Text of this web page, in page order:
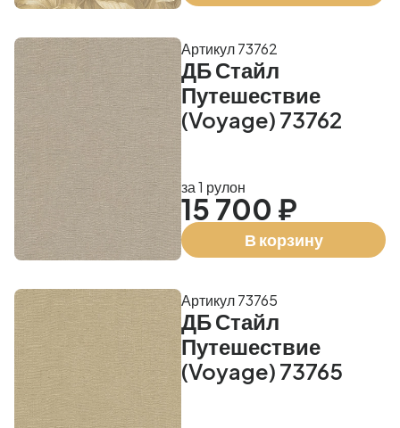
ДБ Стайл
Путешествие
(Voyage) 73762
Артикул 73762
за 1 рулон
15 700 ₽
В корзину
ДБ Стайл
Путешествие
(Voyage) 73765
Артикул 73765